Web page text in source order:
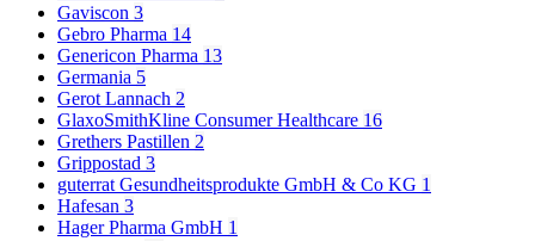
Gaviscon 3
Gebro Pharma 14
Genericon Pharma 13
Germania 5
Gerot Lannach 2
GlaxoSmithKline Consumer Healthcare 16
Grethers Pastillen 2
Grippostad 3
guterrat Gesundheitsprodukte GmbH & Co KG 1
Hafesan 3
Hager Pharma GmbH 1